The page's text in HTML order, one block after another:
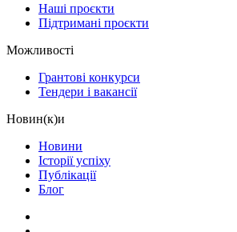
Наші проєкти
Підтримані проєкти
Можливості
Грантові конкурси
Тендери і вакансії
Новин(к)и
Новини
Історії успіху
Публікації
Блог